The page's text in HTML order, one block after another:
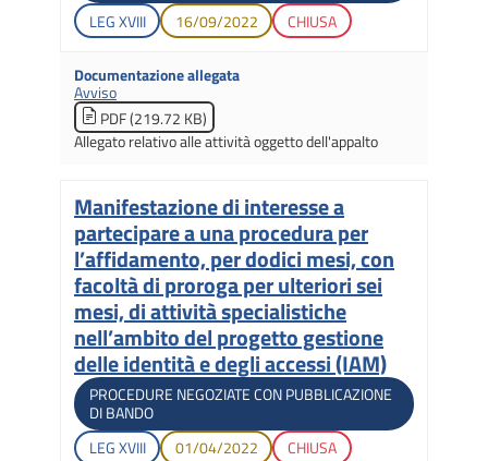
Legislatura di apertura
LEGXVIII Data di apertura
16/09/2022 Stato gara
CHIUSA
Documentazione allegata
Avviso
PDF (219.72 KB)
Allegato relativo alle attività oggetto dell'appalto
Titolo
Manifestazione di interesse a
partecipare a una procedura per
l’affidamento, per dodici mesi, con
facoltà di proroga per ulteriori sei
mesi, di attività specialistiche
nell’ambito del progetto gestione
delle identità e degli accessi (IAM)
Tipologia di gara
PROCEDURE NEGOZIATE CON PUBBLICAZIONE
DI BANDO
Legislatura di apertura
LEGXVIII Data di apertura
01/04/2022 Stato gara
CHIUSA